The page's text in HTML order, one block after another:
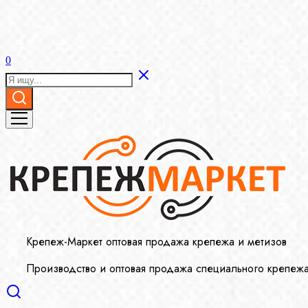
0
Крепеж-Маркет оптовая продажа крепежа и метизов
Производство и оптовая продажа специального